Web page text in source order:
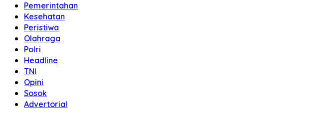
Pemerintahan
Kesehatan
Peristiwa
Olahraga
Polri
Headline
TNI
Opini
Sosok
Advertorial